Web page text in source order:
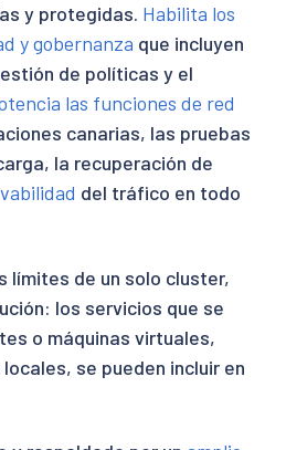
y protegidas. Habilita los
y gobernanza que incluyen
de políticas y el
las funciones de red
canarias, las pruebas
la recuperación de
del tráfico en todo
límites de un solo cluster,
los servicios que se
o máquinas virtuales,
se pueden incluir en